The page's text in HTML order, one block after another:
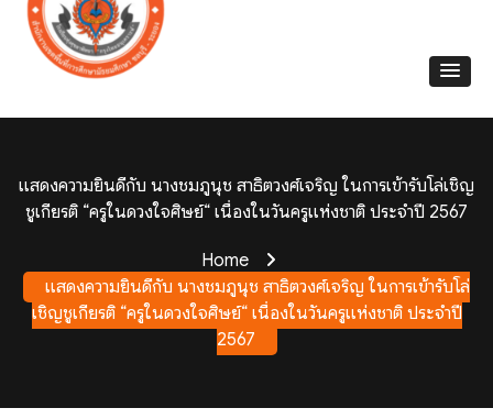
แสดงความยินดีกับ นางชมภูนุช สาธิตวงศ์เจริญ ในการเข้ารับโล่เชิญ
ชูเกียรติ “ครูในดวงใจศิษย์“ เนื่องในวันครูแห่งชาติ ประจำปี 2567
Home
แสดงความยินดีกับ นางชมภูนุช สาธิตวงศ์เจริญ ในการเข้ารับโล่
เชิญชูเกียรติ “ครูในดวงใจศิษย์“ เนื่องในวันครูแห่งชาติ ประจำปี
2567